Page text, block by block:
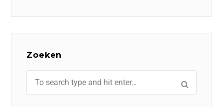
Zoeken